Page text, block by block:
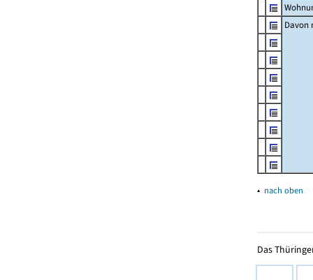
Davon
▴ nach oben
Das